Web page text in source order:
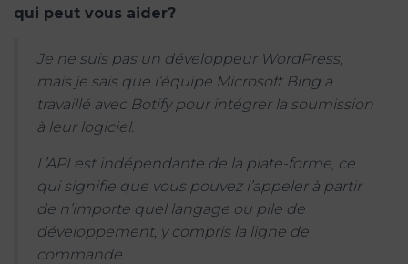
qui peut vous aider?
Je ne suis pas un développeur WordPress,
mais je sais que l’équipe Microsoft Bing a
travaillé avec Botify pour intégrer la soumission
à leur logiciel.
L’API est indépendante de la plate-forme, ce
qui signifie que vous pouvez l’appeler à partir
de n’importe quel langage ou pile de
développement, y compris la ligne de
commande.